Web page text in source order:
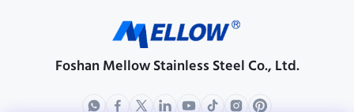
Foshan Mellow Stainless Steel Co., Ltd.